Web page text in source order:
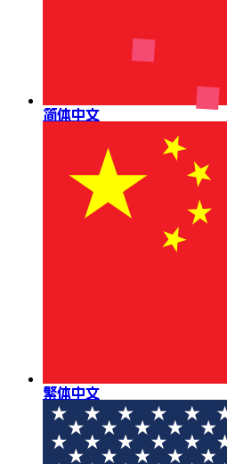
简体中文
繁体中文